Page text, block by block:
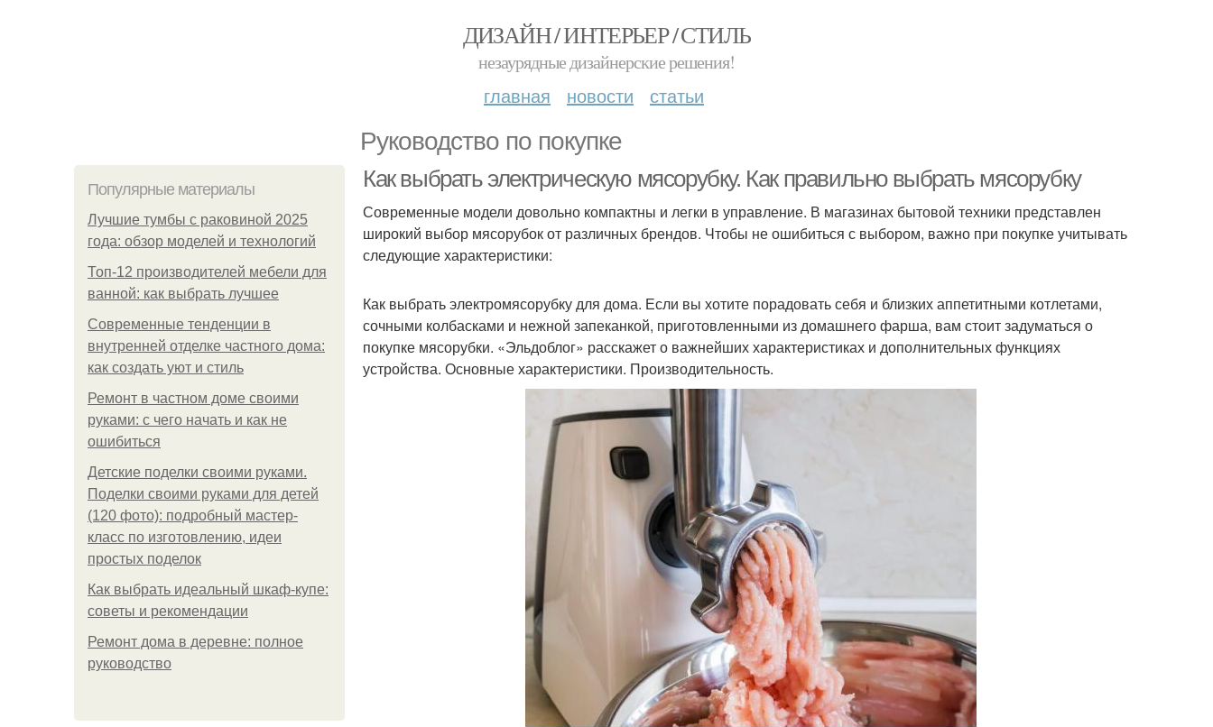
ДИЗАЙН / ИНТЕРЬЕР / СТИЛЬ
незаурядные дизайнерские решения!
главная новости статьи
Руководство по покупке
Популярные материалы
Лучшие тумбы с раковиной 2025
года: обзор моделей и технологий
Топ-12 производителей мебели для
ванной: как выбрать лучшее
Современные тенденции в
внутренней отделке частного дома:
как создать уют и стиль
Ремонт в частном доме своими
руками: с чего начать и как не
ошибиться
Детские поделки своими руками.
Поделки своими руками для детей
(120 фото): подробный мастер-
класс по изготовлению, идеи
простых поделок
Как выбрать идеальный шкаф-купе:
советы и рекомендации
Ремонт дома в деревне: полное
руководство
Как выбрать электрическую мясорубку. Как правильно выбрать мясорубку
Современные модели довольно компактны и легки в управление. В магазинах бытовой техники представлен
широкий выбор мясорубок от различных брендов. Чтобы не ошибиться с выбором, важно при покупке учитывать
следующие характеристики:
Как выбрать электромясорубку для дома. Если вы хотите порадовать себя и близких аппетитными котлетами,
сочными колбасками и нежной запеканкой, приготовленными из домашнего фарша, вам стоит задуматься о
покупке мясорубки. «Эльдоблог» расскажет о важнейших характеристиках и дополнительных функциях
устройства. Основные характеристики. Производительность.